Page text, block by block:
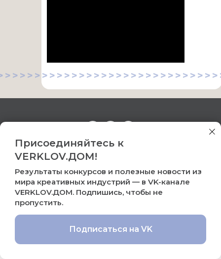
Присоединяйтесь к
VERKLOV.ДОМ!
Результаты конкурсов и полезные новости из
мира креативных индустрий — в VK-канале
VERKLOV.ДОМ. Подпишись, чтобы не
пропустить.
Подписаться на VK
АНО «ВЕРКЛОВ — ДОМ ПОДДЕРЖКИ ТВОРЧЕСКИХ ЛЮДЕЙ»
ИНН / КПП — 9729396318 / 772901001
ОГРН — 1257700083277
Email: info@verklov.ru
Политикa конфиденциальности